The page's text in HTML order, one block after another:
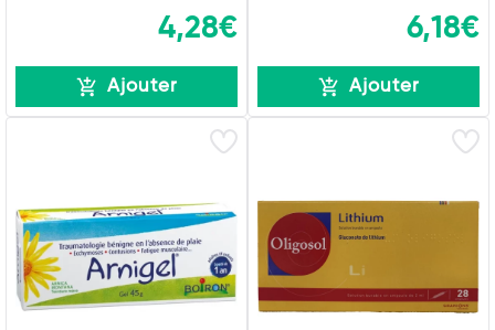
Commander
4,28€
Ajouter
6,18€
Ajouter